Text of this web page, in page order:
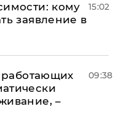
кому
заявление в
15:02
работающих
–
09:38